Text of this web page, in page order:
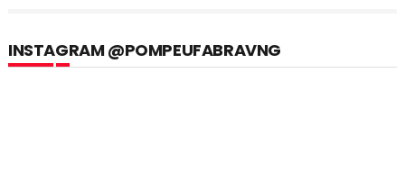
INSTAGRAM @POMPEUFABRAVNG